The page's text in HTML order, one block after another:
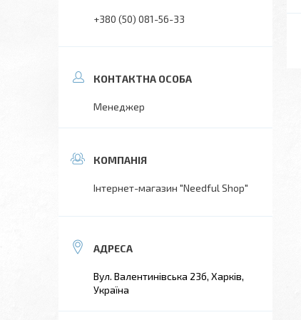
+380 (50) 081-56-33
Менеджер
Інтернет-магазин "Needful Shop"
Вул. Валентинівська 23б, Харків,
Україна